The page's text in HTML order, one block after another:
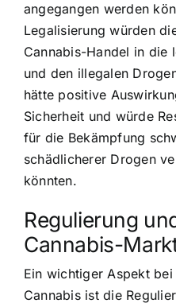
angegangen werden
Legalisierung würden
Cannabis-Handel in die
und den illegalen
hätte positive
Sicherheit und würde
für die Bekämpfung
schädlicherer Drogen
könnten.
Regulierung
Cannabis-
Ein wichtiger Aspekt
Cannabis ist die